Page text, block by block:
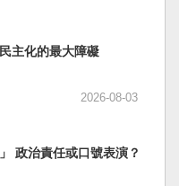
主化的最大障礙
2026-08-03
政治責任或口號表演？